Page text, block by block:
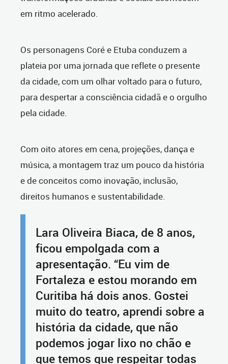
em ritmo acelerado.
Os personagens Coré e Etuba conduzem a
plateia por uma jornada que reflete o presente
da cidade, com um olhar voltado para o futuro,
para despertar a consciência cidadã e o orgulho
pela cidade.
Com oito atores em cena, projeções, dança e
música, a montagem traz um pouco da história
e de conceitos como inovação, inclusão,
direitos humanos e sustentabilidade.
Lara Oliveira Biaca, de 8 anos,
ficou empolgada com a
apresentação. “Eu vim de
Fortaleza e estou morando em
Curitiba há dois anos. Gostei
muito do teatro, aprendi sobre a
história da cidade, que não
podemos jogar lixo no chão e
que temos que respeitar todas